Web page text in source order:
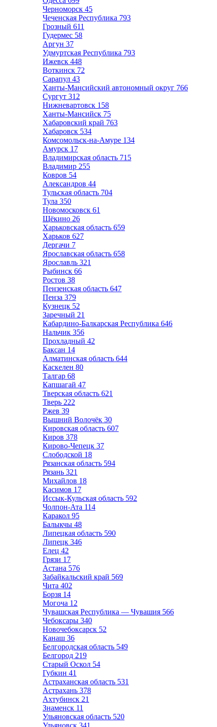
Черноморск 45
Чеченская Республика 793
Грозный 611
Гудермес 58
Аргун 37
Удмуртская Республика 793
Ижевск 448
Воткинск 72
Сарапул 43
Ханты-Мансийский автономный округ 766
Сургут 312
Нижневартовск 158
Ханты-Мансийск 75
Хабаровский край 763
Хабаровск 534
Комсомольск-на-Амуре 134
Амурск 17
Владимирская область 715
Владимир 255
Ковров 54
Александров 44
Тульская область 704
Тула 350
Новомосковск 61
Щёкино 26
Харьковская область 659
Харьков 627
Дергачи 7
Ярославская область 658
Ярославль 321
Рыбинск 66
Ростов 38
Пензенская область 647
Пенза 379
Кузнецк 52
Заречный 21
Кабардино-Балкарская Республика 646
Нальчик 356
Прохладный 42
Баксан 14
Алматинская область 644
Каскелен 80
Талгар 68
Капшагай 47
Тверская область 621
Тверь 222
Ржев 39
Вышний Волочёк 30
Кировская область 607
Киров 378
Кирово-Чепецк 37
Слободской 18
Рязанская область 594
Рязань 321
Михайлов 18
Касимов 17
Иссык-Кульская область 592
Чолпон-Ата 114
Каракол 95
Балыкчы 48
Липецкая область 590
Липецк 346
Елец 42
Грязи 17
Астана 576
Забайкальский край 569
Чита 402
Борзя 14
Могоча 12
Чувашская Республика — Чувашия 566
Чебоксары 340
Новочебоксарск 52
Канаш 36
Белгородская область 549
Белгород 219
Старый Оскол 54
Губкин 41
Астраханская область 531
Астрахань 378
Ахтубинск 21
Знаменск 11
Ульяновская область 520
Ульяновск 341